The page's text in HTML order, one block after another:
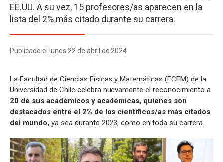
EE.UU. A su vez, 15 profesores/as aparecen en la
lista del 2% más citado durante su carrera.
Publicado el lunes 22 de abril de 2024
La Facultad de Ciencias Físicas y Matemáticas (FCFM) de la
Universidad de Chile celebra nuevamente el reconocimiento a
20 de sus académicos y académicas, quienes son
destacados entre el 2% de los científicos/as más citados
del mundo, ya sea durante 2023, como en toda su carrera.